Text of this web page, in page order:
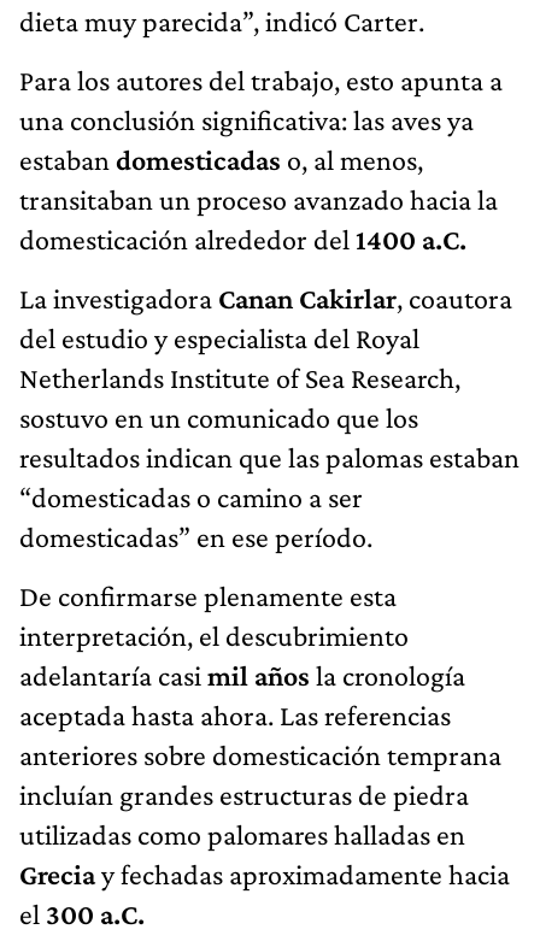
dieta muy parecida”, indicó Carter.
Para los autores del trabajo, esto apunta a
una conclusión significativa: las aves ya
estaban domesticadas o, al menos,
transitaban un proceso avanzado hacia la
domesticación alrededor del 1400 a.C.
La investigadora Canan Cakirlar, coautora
del estudio y especialista del Royal
Netherlands Institute of Sea Research,
sostuvo en un comunicado que los
resultados indican que las palomas estaban
“domesticadas o camino a ser
domesticadas” en ese período.
De confirmarse plenamente esta
interpretación, el descubrimiento
adelantaría casi mil años la cronología
aceptada hasta ahora. Las referencias
anteriores sobre domesticación temprana
incluían grandes estructuras de piedra
utilizadas como palomares halladas en
Greciay fechadas aproximadamente hacia
el 300 a.C.